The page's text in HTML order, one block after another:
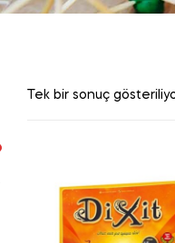
Tek bir sonuç